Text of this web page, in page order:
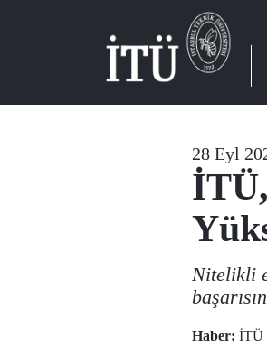
28 Eyl
Nitelikli
Haber: İTÜ